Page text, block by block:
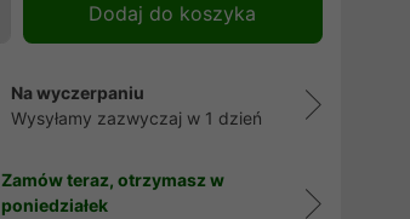
Dodaj do koszyka
Na wyczerpaniu
Wysyłamy zazwyczaj w 1 dzień
Zamów teraz, otrzymasz w
poniedziałek